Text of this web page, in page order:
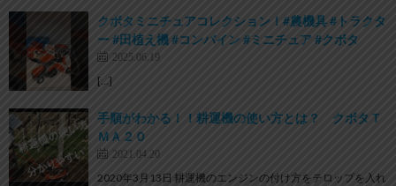
クボタミニチュアコレクション！#農機具 #トラクタ
ー #田植え機 #コンバイン #ミニチュア #クボタ
2025.06.19
[…]
手順がわかる！！耕運機の使い方とは？ クボタＴ
ＭＡ２０
2021.04.20
2020年3月13日 耕運機のエンジンの付け方をテロップを入れ